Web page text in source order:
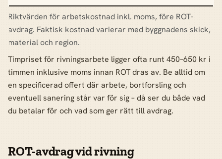
Riktvärden för arbetskostnad inkl. moms, före ROT-
avdrag. Faktisk kostnad varierar med byggnadens skick,
material och region.
Timpriset för rivningsarbete ligger ofta runt 450–650 kr i
timmen inklusive moms innan ROT dras av. Be alltid om
en specificerad offert där arbete, bortforsling och
eventuell sanering står var för sig – då ser du både vad
du betalar för och vad som ger rätt till avdrag.
ROT-avdrag vid rivning